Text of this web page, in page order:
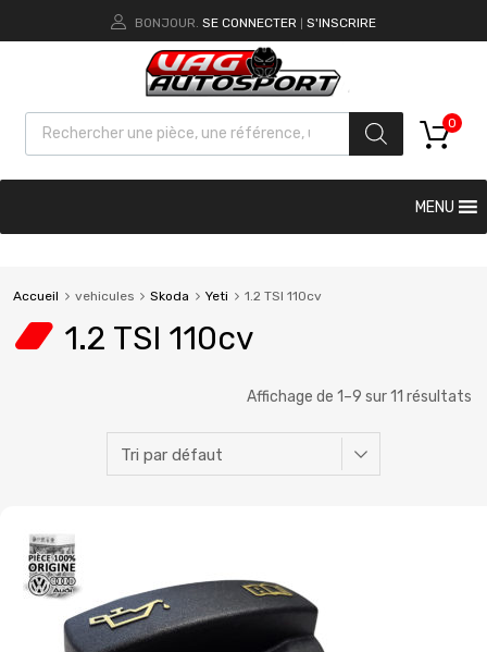
BONJOUR. SE CONNECTER S'INSCRIRE
0
MENU
Accueil vehicules Skoda Yeti 1.2 TSI 110cv
1.2 TSI 110cv
Affichage de 1–9 sur 11 résultats